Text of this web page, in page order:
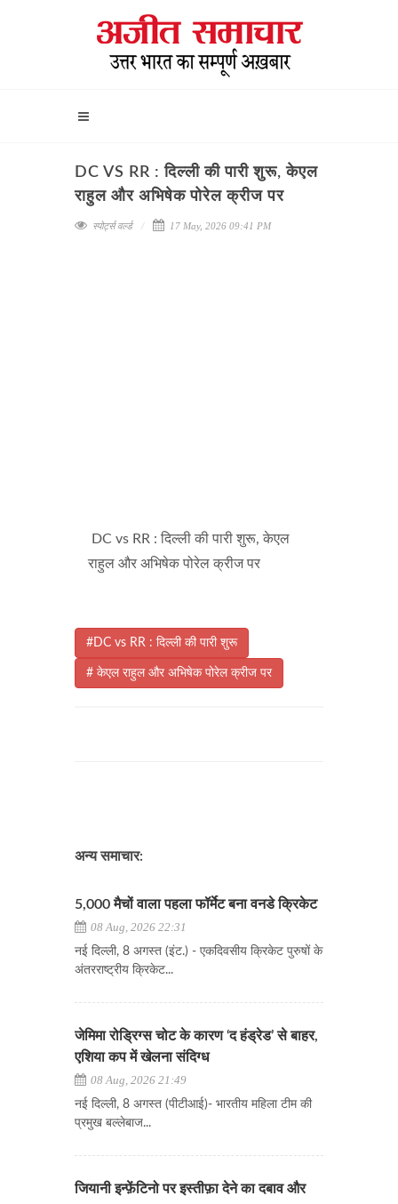
DC VS RR : दिल्ली की पारी शुरू, केएल
राहुल और अभिषेक पोरेल क्रीज पर
स्पोर्ट्स वर्ल्ड 17 May, 2026 09:41 PM
DC vs RR : दिल्ली की पारी शुरू, केएल
राहुल और अभिषेक पोरेल क्रीज पर
#DC vs RR : दिल्ली की पारी शुरू
# केएल राहुल और अभिषेक पोरेल क्रीज पर
अन्य समाचार:
5,000 मैचों वाला पहला फॉर्मेट बना वनडे क्रिकेट
08 Aug, 2026 22:31
नई दिल्ली, 8 अगस्त (इंट.) - एकदिवसीय क्रिकेट पुरुषों के
अंतरराष्ट्रीय क्रिकेट...
जेमिमा रोड्रिग्स चोट के कारण ‘द हंड्रेड’ से बाहर,
एशिया कप में खेलना संदिग्ध
08 Aug, 2026 21:49
नई दिल्ली, 8 अगस्त (पीटीआई)- भारतीय महिला टीम की
प्रमुख बल्लेबाज...
जियानी इन्फ़ेंटिनो पर इस्तीफ़ा देने का दबाव और